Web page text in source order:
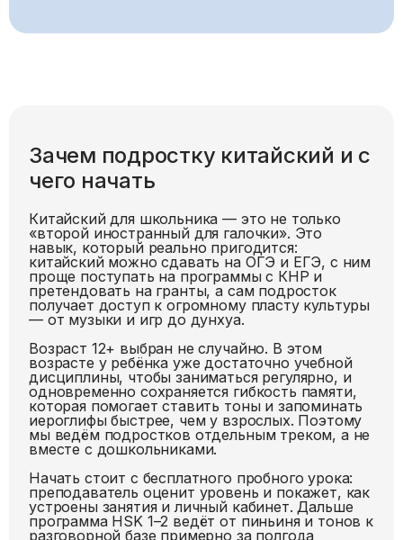
Зачем подростку китайский и с
чего начать
Китайский для школьника — это не только
«второй иностранный для галочки». Это
навык, который реально пригодится:
китайский можно сдавать на ОГЭ и ЕГЭ, с ним
проще поступать на программы с КНР и
претендовать на гранты, а сам подросток
получает доступ к огромному пласту культуры
— от музыки и игр до дунхуа.
Возраст 12+ выбран не случайно. В этом
возрасте у ребёнка уже достаточно учебной
дисциплины, чтобы заниматься регулярно, и
одновременно сохраняется гибкость памяти,
которая помогает ставить тоны и запоминать
иероглифы быстрее, чем у взрослых. Поэтому
мы ведём подростков отдельным треком, а не
вместе с дошкольниками.
Начать стоит с бесплатного пробного урока:
преподаватель оценит уровень и покажет, как
устроены занятия и личный кабинет. Дальше
программа HSK 1–2 ведёт от пиньиня и тонов к
разговорной базе примерно за полгода